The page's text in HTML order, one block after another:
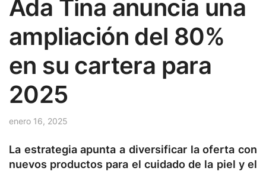
Ada Tina anuncia una
ampliación del 80%
en su cartera para
2025
enero 16, 2025
La estrategia apunta a diversificar la oferta con
nuevos productos para el cuidado de la piel y el